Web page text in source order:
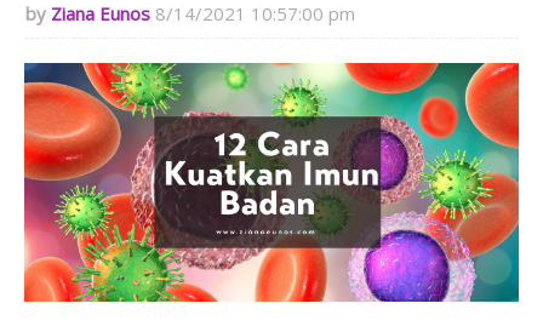
Ziana Eunos 8/14/2021 10:57:00 pm